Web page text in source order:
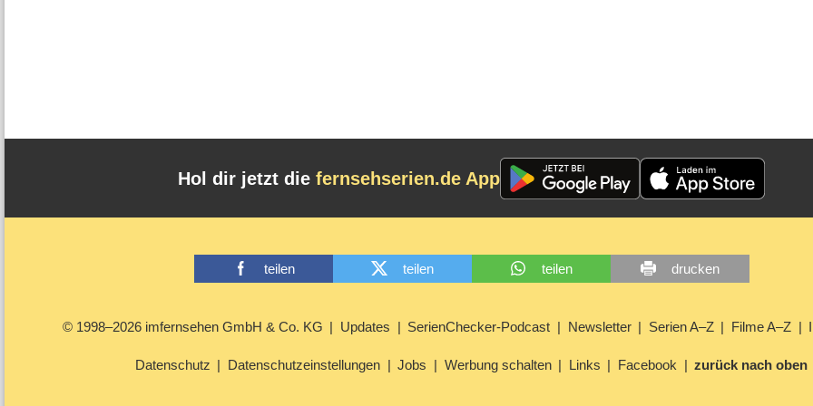
Hol dir jetzt die fernsehserien.de App
teilen teilen teilen drucken
© 1998–2026 imfernsehen GmbH & Co. KG Updates SerienChecker-Podcast Newsletter Serien A–Z Filme A–Z
Datenschutz Datenschutzeinstellungen Jobs Werbung schalten Links Facebook zurück nach oben